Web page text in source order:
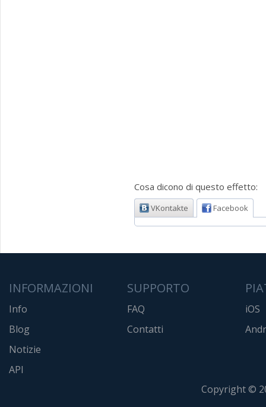
Cosa dicono di questo effetto:
VKontakte Facebook
INFORMAZIONI
Info
Blog
Notizie
API
SUPPORTO
FAQ
Contatti
iOS
Copyright ©